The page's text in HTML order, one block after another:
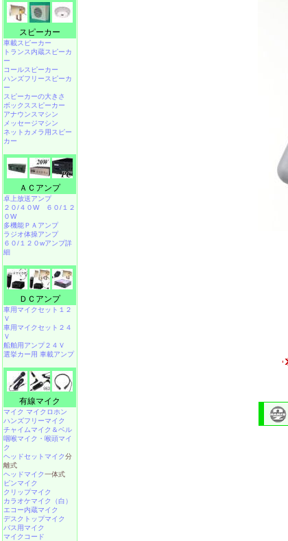
スピーカー
車載スピーカー
トランス内蔵スピーカ
ー
コールスピーカー
ハンズフリースピーカ
ー
スピーカーの大きさ
ボックススピーカー
アナウンスマシン
メッセージマシン
ネットカメラ用スピー
カー
ＡＣアンプ
卓上放送アンプ
２０/４０W
６０/１２
０W
多機能ＰＡアンプ
ラジオ体操アンプ
６０/１２０wアンプ詳
細
ＤＣアンプ
車用マイクセット１２
Ｖ
車用マイクセット２４
Ｖ
船舶用アンプ２４Ｖ
選挙カー用 車載アンプ
有線マイク
マイク マイクロホン
ハンズフリーマイク
チャイムマイク＆ベル
咽喉マイク・喉頭マイ
ク
ヘッドセットマイク分
離式
ヘッドマイク一体式
ピンマイク
クリップマイク
カラオケマイク（白）
エコー内蔵マイク
デスクトップマイク
バス用マイク
マイクコード